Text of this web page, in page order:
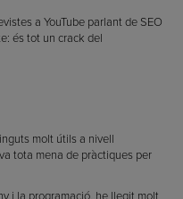
a YouTube parlant de SEO
és tot un crack del
molt útils a nivell
tota mena de pràctiques per
i la programació, he llegit molt